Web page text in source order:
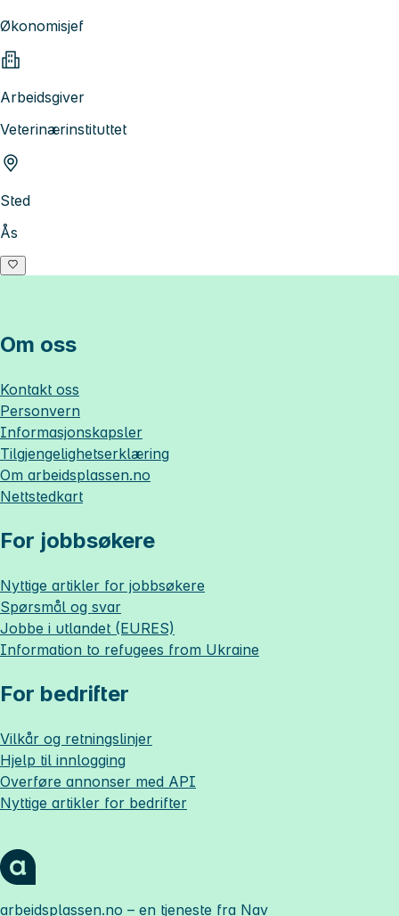
Økonomisjef
Arbeidsgiver
Veterinærinstituttet
Sted
Ås
Om oss
Kontakt oss
Personvern
Informasjonskapsler
Tilgjengelighetserklæring
Om arbeidsplassen.no
Nettstedkart
For jobbsøkere
Nyttige artikler for jobbsøkere
Spørsmål og svar
Jobbe i utlandet (EURES)
Information to refugees from Ukraine
For bedrifter
Vilkår og retningslinjer
Hjelp til innlogging
Overføre annonser med API
Nyttige artikler for bedrifter
arbeidsplassen.no – en tjeneste fra Nav